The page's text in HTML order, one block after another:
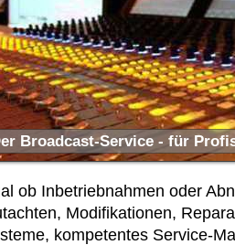
Messgeräte
ob Inbetriebnahmen oder
Modifikationen,
kompetentes Service-